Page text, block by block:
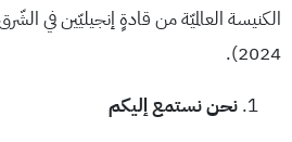
الكنيسة العالميّة من قادةٍ إنجيليّين في
2024).
نحن نستمع إليكم